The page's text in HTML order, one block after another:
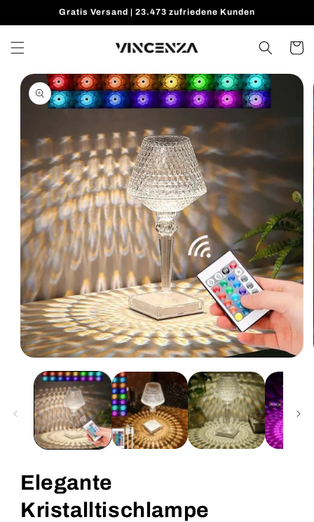
Gratis Versand | 23.473 zufriedene Kunden
Modal
öffnen
Elegante
Kristalltischlampe